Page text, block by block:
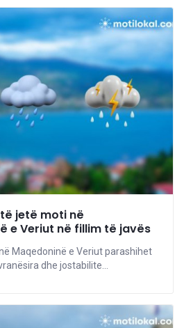
jetë moti në
e Veriut në fillim të javës
Maqedoninë e Veriut parashihet
dhe jostabilite...